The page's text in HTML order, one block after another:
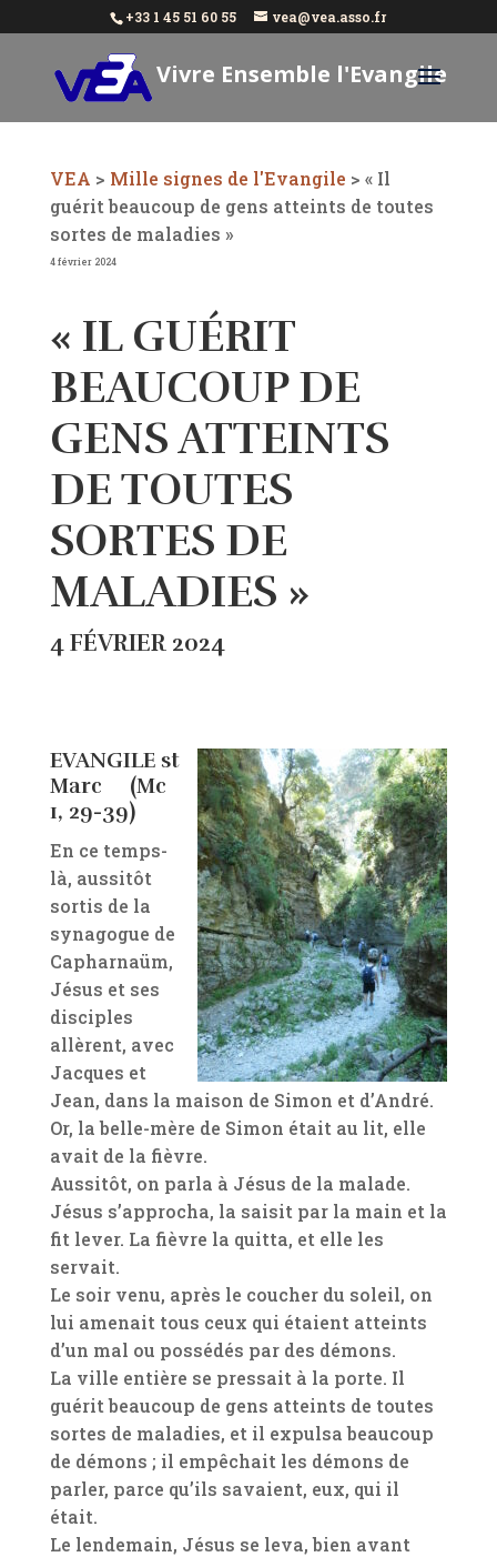
+33 1 45 51 60 55 vea@vea.asso.fr
Vivre Ensemble l'Evangile
VEA > Mille signes de l'Evangile > « Il
guérit beaucoup de gens atteints de toutes
sortes de maladies »
4 février 2024
« IL GUÉRIT
BEAUCOUP DE
GENS ATTEINTS
DE TOUTES
SORTES DE
MALADIES »
4 FÉVRIER 2024
EVANGILE st
Marc (Mc
1, 29-39)
En ce temps-
là, aussitôt
sortis de la
synagogue de
Capharnaüm,
Jésus et ses
disciples
allèrent, avec
Jacques et
Jean, dans la maison de Simon et d’André.
Or, la belle-mère de Simon était au lit, elle
avait de la fièvre.
Aussitôt, on parla à Jésus de la malade.
Jésus s’approcha, la saisit par la main et la
fit lever. La fièvre la quitta, et elle les
servait.
Le soir venu, après le coucher du soleil, on
lui amenait tous ceux qui étaient atteints
d’un mal ou possédés par des démons.
La ville entière se pressait à la porte. Il
guérit beaucoup de gens atteints de toutes
sortes de maladies, et il expulsa beaucoup
de démons ; il empêchait les démons de
parler, parce qu’ils savaient, eux, qui il
était.
Le lendemain, Jésus se leva, bien avant